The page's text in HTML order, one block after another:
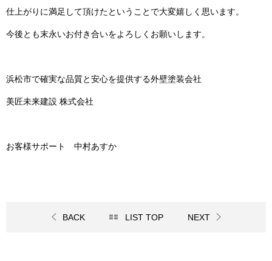
仕上がりに満足して頂けたということで大変嬉しく思います。
今後とも末永いお付き合いをよろしくお願いします。
浜松市で確実な品質と安心を提供する外壁塗装会社
美匠未来建設 株式会社
お客様サポート 中村あすか
BACK LIST TOP NEXT